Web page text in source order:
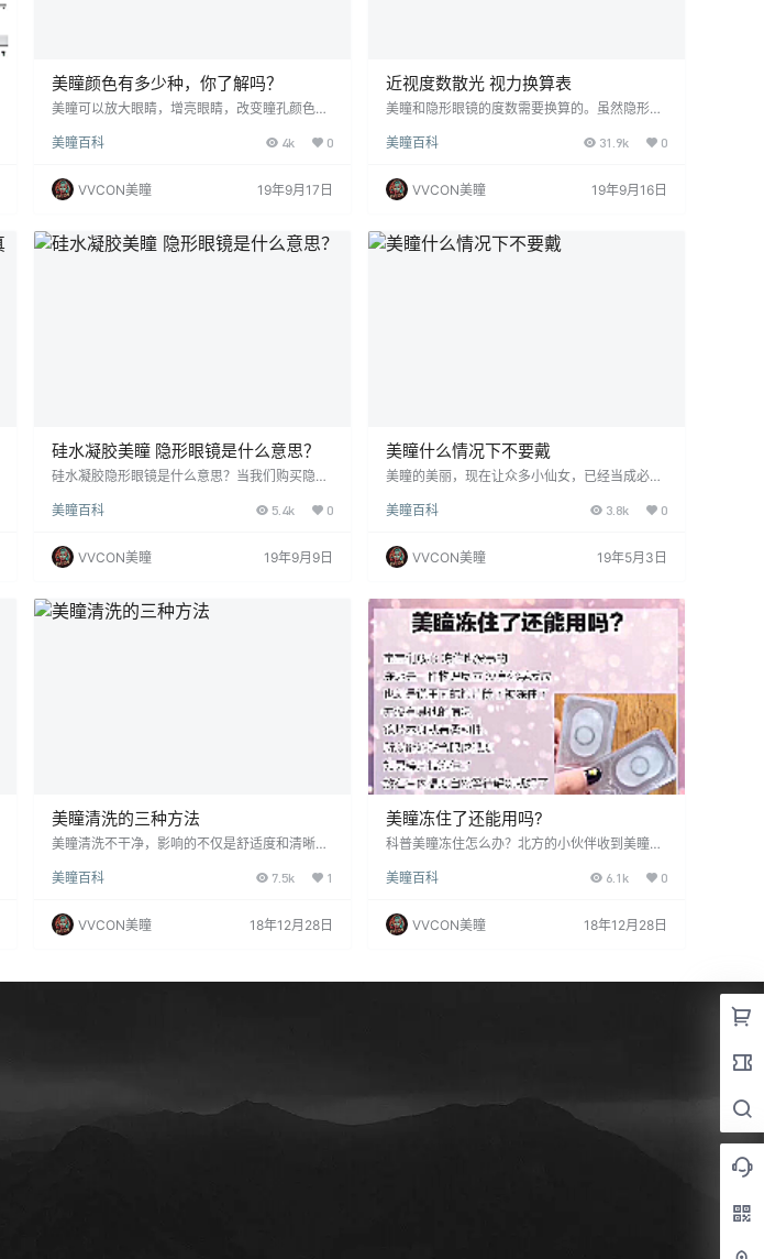
美瞳颜色有多少种，你了解吗？
美瞳可以放大眼睛，增亮眼睛，改变瞳孔颜色，
的颜色改变的。 据统计脸部的美丽 眼睛占了70
解过美瞳都有什么颜色吗？ 美通有很多颜色，如
巧克力、黑色、灰色、棕色、紫色、蓝色、绿色
成的混合颜色，每种颜色都能带来不同的视觉享
受。 一.巧克力美容学生 巧克力色是最接近我们
美瞳百科 4k 0
VVCON美瞳 19年9月17日
近视度数散光 视力换算表
美瞳和隐形眼镜的度数需要换算的。虽然隐形眼
眼球接触距离上的不同，导致度数也会有差异
镜的度数 ，所以，如果要配隐形眼镜，则需要根
据验光度数来进行换算。 一般来说，近视程度越
果要选择隐形眼镜，可以参考下隐形眼镜和框架
镜片的换算公式:框架镜和美瞳度数有一换算公
美瞳百科 31.9k 0
VVCON美瞳 19年9月16日
硅水凝胶美瞳 隐形眼镜是什么意思？
硅水凝胶隐形眼镜是什么意思？当我们购买隐形
人新手可能对此有疑问:什么是硅水凝胶？什么是
惑。 所谓硅水凝胶隐形眼镜是一种由硅水凝胶材
料制成的镜片。隐形眼镜由各种材料制成，如非
舒适程度、佩戴人群都会有些许不同。 硅水凝胶
隐形眼镜是水凝胶材料的升级版本。由于普通水
美瞳百科 5.4k 0
VVCON美瞳 19年9月9日
美瞳什么情况下不要戴
美瞳的美丽，现在让众多小仙女，已经当成必备
还属于第三类医疗器械，对于佩戴有着严格的要
一、处于感冒发烧的时候?感冒发烧时手上带有
大量的病菌，很容易在取戴美瞳（隐形眼镜）过
伴有轻微的视网膜炎症，戴美瞳（隐形眼镜）会
使炎症加重，而且很多的抗感冒药止咳和止痛药
物中都含有抑制眼泪的成…
美瞳百科 3.8k 0
VVCON美瞳 19年5月3日
美瞳清洗的三种方法
美瞳清洗不干净，影响的不仅是舒适度和清晰
枚，你一定要学会如何清洗美瞳。 下面是美瞳清
方法一：揉洗法 1、将美瞳放置于掌心，手掌呈
碗状托住镜片。 2、将美瞳护理液滴入掌心，没
量的美瞳护理液对镜片进行冲洗，冲洗的同时用
美瞳百科 7.5k 1
VVCON美瞳 18年12月28日
美瞳冻住了还能用吗?
科普美瞳冻住怎么办？北方的小伙伴收到美瞳发
问题～由于部分地区冬天如果室外温度过低，结
常温室内，让室内自然温度?自然解冻?即可未解
冻前不开封（结了冰的轻易开不了瓶）千万不要
渣划破镜片喔！解冻后正常拆开浸泡护理液后使
美瞳百科 6.1k 0
VVCON美瞳 18年12月28日